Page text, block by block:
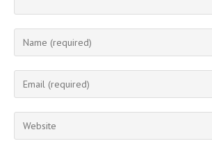
Enter
your
name
comment
Enter
your
email
address
Enter
your